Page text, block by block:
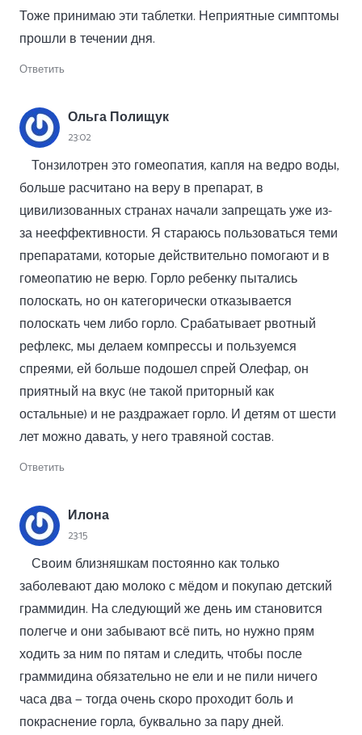
Тоже принимаю эти таблетки. Неприятные симптомы
прошли в течении дня.
Ответить
Ольга Полищук
23:02
Тонзилотрен это гомеопатия, капля на ведро воды,
больше расчитано на веру в препарат, в
цивилизованных странах начали запрещать уже из-
за нееффективности. Я стараюсь пользоваться теми
препаратами, которые действительно помогают и в
гомеопатию не верю. Горло ребенку пытались
полоскать, но он категорически отказывается
полоскать чем либо горло. Срабатывает рвотный
рефлекс, мы делаем компрессы и пользуемся
спреями, ей больше подошел спрей Олефар, он
приятный на вкус (не такой приторный как
остальные) и не раздражает горло. И детям от шести
лет можно давать, у него травяной состав.
Ответить
Илона
23:15
Своим близняшкам постоянно как только
заболевают даю молоко с мёдом и покупаю детский
граммидин. На следующий же день им становится
полегче и они забывают всё пить, но нужно прям
ходить за ним по пятам и следить, чтобы после
граммидина обязательно не ели и не пили ничего
часа два — тогда очень скоро проходит боль и
покраснение горла, буквально за пару дней.